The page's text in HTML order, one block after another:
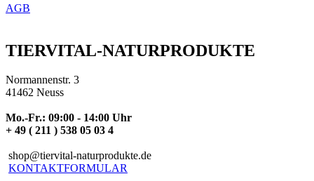
AGB
TIERVITAL-NATURPRODUKTE
Normannenstr. 3
41462 Neuss
Mo.-Fr.: 09:00 - 14:00 Uhr
+ 49 ( 211 ) 538 05 03 4
shop@tiervital-naturprodukte.de
KONTAKTFORMULAR